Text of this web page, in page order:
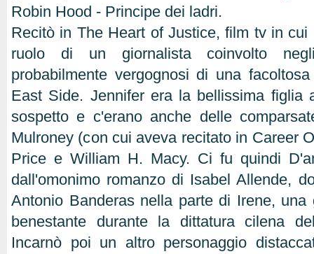
Robin Hood - Principe dei ladri.
Recitò in The Heart of Justice, film tv in
ruolo di un giornalista coinvolto
probabilmente vergognosi di una
East Side. Jennifer era la bellissima figlia
sospetto e c'erano anche delle
Mulroney (con cui aveva recitato in Career
Price e William H. Macy. Ci fu quindi
dall'omonimo romanzo di Isabel Allende,
Antonio Banderas nella parte di Irene, una
benestante durante la dittatura cilena
Incarnò poi un altro personaggio